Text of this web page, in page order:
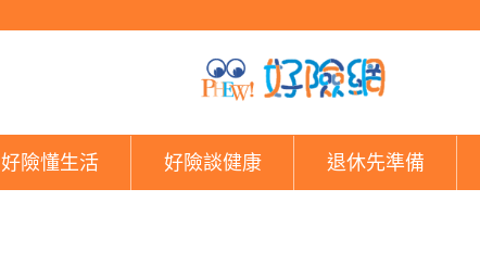
好險懂生活 好險談健康 退休先準備